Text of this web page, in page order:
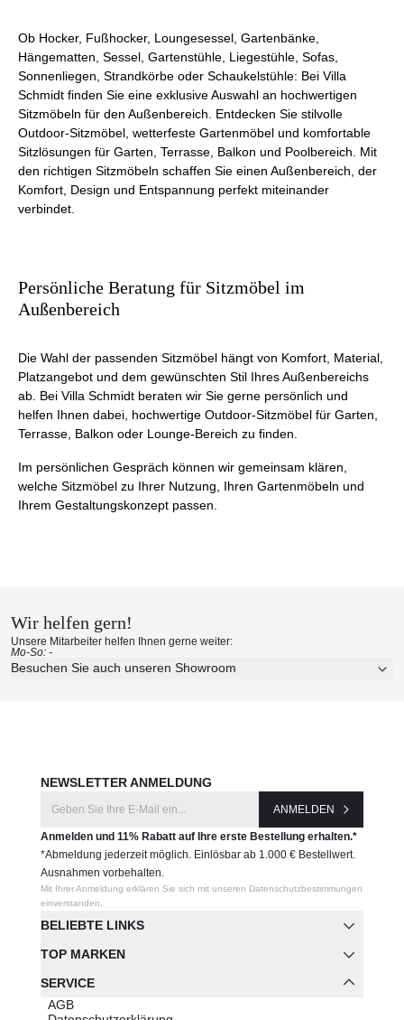
Ob Hocker, Fußhocker, Loungesessel, Gartenbänke,
Hängematten, Sessel, Gartenstühle, Liegestühle, Sofas,
Sonnenliegen, Strandkörbe oder Schaukelstühle: Bei Villa
Schmidt finden Sie eine exklusive Auswahl an hochwertigen
Sitzmöbeln für den Außenbereich. Entdecken Sie stilvolle
Outdoor-Sitzmöbel, wetterfeste Gartenmöbel und komfortable
Sitzlösungen für Garten, Terrasse, Balkon und Poolbereich. Mit
den richtigen Sitzmöbeln schaffen Sie einen Außenbereich, der
Komfort, Design und Entspannung perfekt miteinander
verbindet.
Persönliche Beratung für Sitzmöbel im
Außenbereich
Die Wahl der passenden Sitzmöbel hängt von Komfort, Material,
Platzangebot und dem gewünschten Stil Ihres Außenbereichs
ab. Bei Villa Schmidt beraten wir Sie gerne persönlich und
helfen Ihnen dabei, hochwertige Outdoor-Sitzmöbel für Garten,
Terrasse, Balkon oder Lounge-Bereich zu finden.
Im persönlichen Gespräch können wir gemeinsam klären,
welche Sitzmöbel zu Ihrer Nutzung, Ihren Gartenmöbeln und
Ihrem Gestaltungskonzept passen.
Wir helfen gern!
Unsere Mitarbeiter helfen Ihnen gerne weiter:
Mo-So: -
Besuchen Sie auch unseren Showroom
BELIEBTE LINKS
TOP MARKEN
SERVICE
AGB
NEWSLETTER ANMELDUNG
ANMELDEN
Anmelden und 11% Rabatt auf Ihre erste Bestellung erhalten.*
*Abmeldung jederzeit möglich. Einlösbar ab 1.000 € Bestellwert.
Ausnahmen vorbehalten.
Mit Ihrer Anmeldung erklären Sie sich mit unseren Datenschutzbestimmungen
einverstanden.